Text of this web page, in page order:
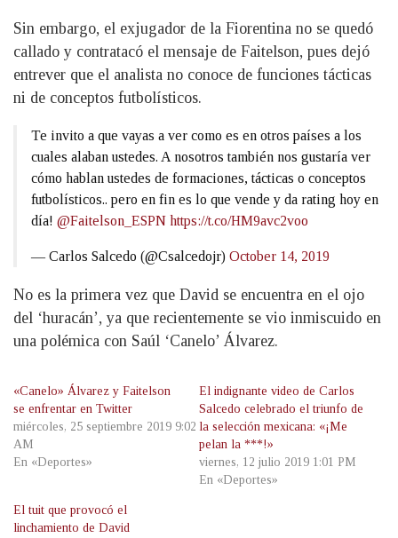
Sin embargo, el exjugador de la Fiorentina no se quedó
callado y contratacó el mensaje de Faitelson, pues dejó
entrever que el analista no conoce de funciones tácticas
ni de conceptos futbolísticos.
Te invito a que vayas a ver como es en otros países a los
cuales alaban ustedes. A nosotros también nos gustaría ver
cómo hablan ustedes de formaciones, tácticas o conceptos
futbolísticos.. pero en fin es lo que vende y da rating hoy en
día! @Faitelson_ESPN https://t.co/HM9avc2voo
— Carlos Salcedo (@Csalcedojr) October 14, 2019
No es la primera vez que David se encuentra en el ojo
del ‘huracán’, ya que recientemente se vio inmiscuido en
una polémica con Saúl ‘Canelo’ Álvarez.
«Canelo» Álvarez y Faitelson
se enfrentar en Twitter
miércoles, 25 septiembre 2019 9:02
AM
En «Deportes»
El indignante video de Carlos
Salcedo celebrado el triunfo de
la selección mexicana: «¡Me
pelan la ***!»
viernes, 12 julio 2019 1:01 PM
En «Deportes»
El tuit que provocó el
linchamiento de David